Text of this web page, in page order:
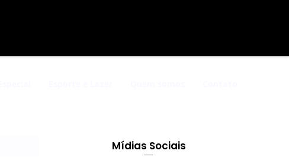
Mídias Sociais